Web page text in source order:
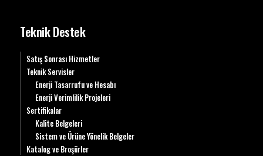
Teknik Destek
Satış Sonrası Hizmetler
Teknik Servisler
Enerji Tasarrufu ve Hesabı
Enerji Verimlilik Projeleri
Sertifikalar
Kalite Belgeleri
Sistem ve Ürüne Yönelik Belgeler
Katalog ve Broşürler